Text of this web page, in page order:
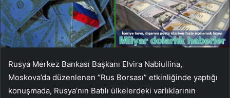
Rusya Merkez Bankası Başkanı Elvira Nabiullina,
Moskova’da düzenlenen “Rus Borsası” etkinliğinde yaptığı
konuşmada, Rusya’nın Batılı ülkelerdeki varlıklarının